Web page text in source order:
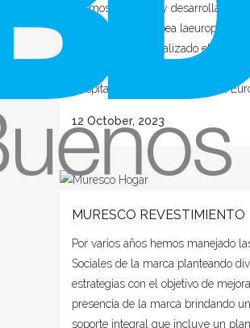
Hemos diseñado y desarrollado la
web para La Europea laeuropea.com
Además hemos realizado el diseño
presentaciones institucionales
Hospitalarias - Pandemia” y “La
12 October, 2023
MURESCO REVESTIMIENTO
Por varios años hemos manejado
Sociales de la marca planteando
estrategias con el objetivo de
presencia de la marca brindando un
soporte integral que incluye un plan